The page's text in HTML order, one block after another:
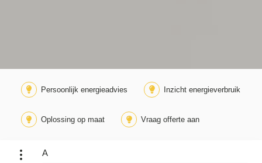
Persoonlijk energieadvies Inzicht energieverbruik
Oplossing op maat Vraag offerte aan
A